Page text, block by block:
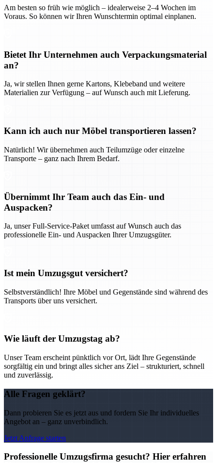
Am besten so früh wie möglich – idealerweise 2–4 Wochen im
Voraus. So können wir Ihren Wunschtermin optimal einplanen.
Bietet Ihr Unternehmen auch Verpackungsmaterial
an?
Ja, wir stellen Ihnen gerne Kartons, Klebeband und weitere
Materialien zur Verfügung – auf Wunsch auch mit Lieferung.
Kann ich auch nur Möbel transportieren lassen?
Natürlich! Wir übernehmen auch Teilumzüge oder einzelne
Transporte – ganz nach Ihrem Bedarf.
Übernimmt Ihr Team auch das Ein- und
Auspacken?
Ja, unser Full-Service-Paket umfasst auf Wunsch auch das
professionelle Ein- und Auspacken Ihrer Umzugsgüter.
Ist mein Umzugsgut versichert?
Selbstverständlich! Ihre Möbel und Gegenstände sind während des
Transports über uns versichert.
Wie läuft der Umzugstag ab?
Unser Team erscheint pünktlich vor Ort, lädt Ihre Gegenstände
sorgfältig ein und bringt alles sicher ans Ziel – strukturiert, schnell
und zuverlässig.
Alle Fragen geklärt?
Dann probieren Sie es jetzt aus und fordern Sie Ihr individuelles
Angebot an – ganz unverbindlich.
Jetzt Anfrage starten
Professionelle Umzugsfirma gesucht? Hier erfahren